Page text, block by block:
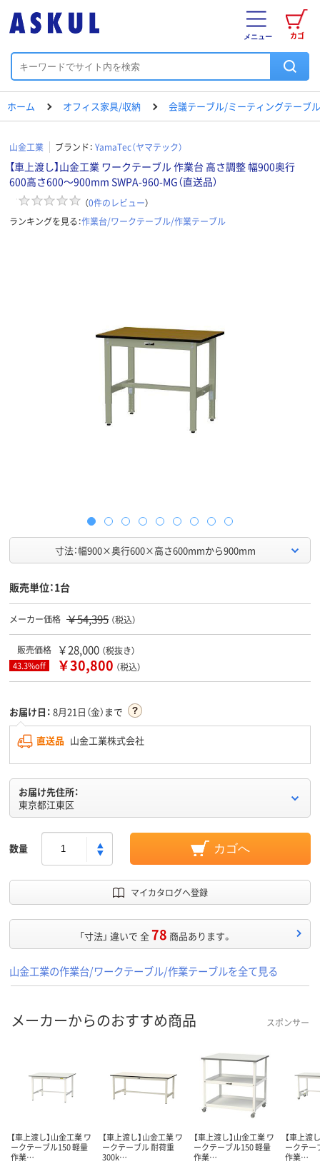
カゴ
メニュー
ホーム オフィス家具/収納 会議テーブル/ミーティングテーブル
山金工業 ブランド： YamaTec（ヤマテック）
【車上渡し】山金工業 ワークテーブル 作業台 高さ調整 幅900奥行
600高さ600～900mm SWPA-960-MG（直送品）
（0件のレビュー）
ランキングを見る：作業台/ワークテーブル/作業テーブル
寸法：幅900×奥行600×高さ600mmから900mm
販売単位：1台
メーカー価格 ￥54,395 （税込）
販売価格 ￥28,000 （税抜き）
43.3%off ￥30,800 （税込）
お届け日： 8月21日（金）まで
直送品 山金工業株式会社
お届け先住所：
東京都江東区
数量 カゴへ
マイカタログへ登録
「寸法」 違いで 全78 商品あります。
山金工業の作業台/ワークテーブル/作業テーブルを全て見る
メーカーからのおすすめ商品 スポンサー
【車上渡し】山金工業 ワ
ークテーブル150 軽量
作業…
【車上渡し】山金工業 ワ
ークテーブル 耐荷重
300k…
【車上渡し】山金工業 ワ
ークテーブル150 軽量
作業…
【車上渡
ークテー
作業…